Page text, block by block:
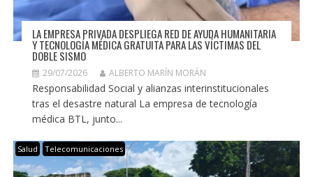
LA EMPRESA PRIVADA DESPLIEGA RED DE AYUDA HUMANITARIA
Y TECNOLOGÍA MÉDICA GRATUITA PARA LAS VÍCTIMAS DEL
DOBLE SISMO
29/07/2026 ALBERTO MARÍN MORÁN
Responsabilidad Social y alianzas interinstitucionales
tras el desastre natural La empresa de tecnología
médica BTL, junto...
Salud Telecomunicaciones